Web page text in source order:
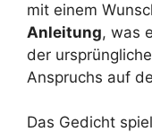
mit einem
Anleitung, was
der
Anspruchs auf
Das Gedicht